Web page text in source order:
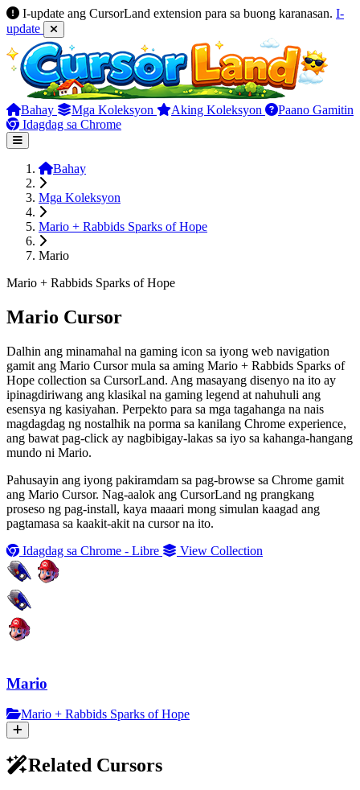
I-update ang CursorLand extension para sa buong karanasan. I-
update
Bahay Mga Koleksyon Aking Koleksyon
Paano Gamitin
Idagdag sa Chrome
Bahay
Mga Koleksyon
Mario + Rabbids Sparks of Hope
Mario
Mario + Rabbids Sparks of Hope
Mario Cursor
Dalhin ang minamahal na gaming icon sa iyong web navigation
gamit ang Mario Cursor mula sa aming Mario + Rabbids Sparks of
Hope collection sa CursorLand. Ang masayang disenyo na ito ay
ipinagdiriwang ang klasikal na gaming legend at nahuhuli ang
esensya ng kasiyahan. Perpekto para sa mga tagahanga na nais
magdagdag ng nostalhik na porma sa kanilang Chrome experience,
ang bawat pag-click ay nagbibigay-lakas sa iyo sa kahanga-hangang
mundo ni Mario.
Pahusayin ang iyong pakiramdam sa pag-browse sa Chrome gamit
ang Mario Cursor. Nag-aalok ang CursorLand ng prangkang
proseso ng pag-install, kaya maaari mong simulan kaagad ang
pagtamasa sa kaakit-akit na cursor na ito.
Idagdag sa Chrome - Libre
View Collection
Mario
Mario + Rabbids Sparks of Hope
Related Cursors